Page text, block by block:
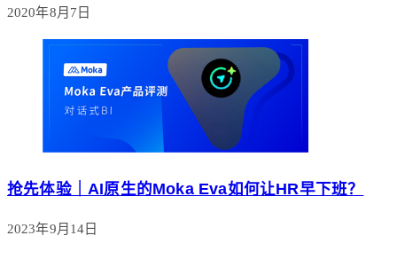
2020年8月7日
抢先体验｜AI原生的Moka Eva如何让HR早下班？
2023年9月14日